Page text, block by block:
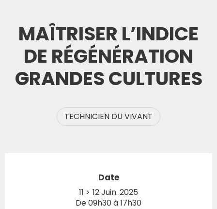
MAÎTRISER L’INDICE
DE RÉGÉNÉRATION
GRANDES CULTURES
TECHNICIEN DU VIVANT
Date
11 > 12 Juin. 2025
De 09h30 à 17h30